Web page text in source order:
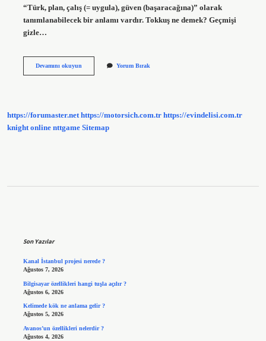
“Türk, plan, çalış (= uygula), güven (başaracağına)” olarak
tanımlanabilecek bir anlamı vardır. Tokkuş ne demek? Geçmişi
gizle…
Devamını okuyunTokaç
Yorum Bırak
https://forumaster.net https://motorsich.com.tr https://evindelisi.com.tr
knight online nttgame Sitemap
Son Yazılar
Kanal İstanbul projesi nerede ?
Ağustos 7, 2026
Bilgisayar özellikleri hangi tuşla açılır ?
Ağustos 6, 2026
Kelimede kök ne anlama gelir ?
Ağustos 5, 2026
Avanos’un özellikleri nelerdir ?
Ağustos 4, 2026